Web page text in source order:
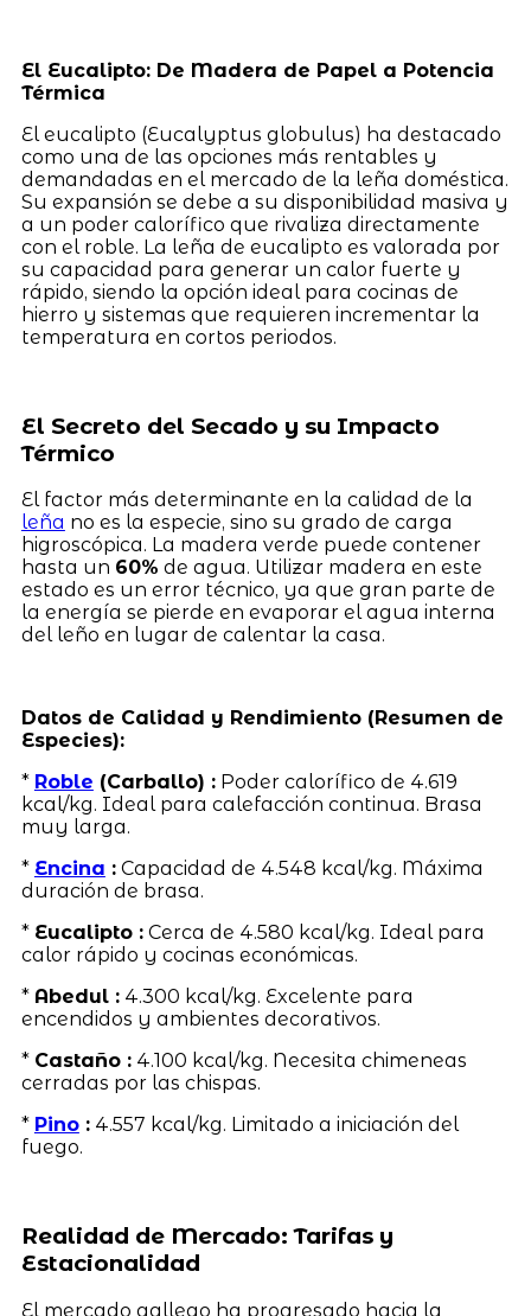
El Eucalipto: De Madera de Papel a Potencia
Térmica
El eucalipto (Eucalyptus globulus) ha destacado
como una de las opciones más rentables y
demandadas en el mercado de la leña doméstica.
Su expansión se debe a su disponibilidad masiva y
a un poder calorífico que rivaliza directamente
con el roble. La leña de eucalipto es valorada por
su capacidad para generar un calor fuerte y
rápido, siendo la opción ideal para cocinas de
hierro y sistemas que requieren incrementar la
temperatura en cortos periodos.
El Secreto del Secado y su Impacto
Térmico
El factor más determinante en la calidad de la
leña no es la especie, sino su grado de carga
higroscópica. La madera verde puede contener
hasta un 60% de agua. Utilizar madera en este
estado es un error técnico, ya que gran parte de
la energía se pierde en evaporar el agua interna
del leño en lugar de calentar la casa.
Datos de Calidad y Rendimiento (Resumen de
Especies):
* Roble (Carballo) :Poder calorífico de 4.619
kcal/kg. Ideal para calefacción continua. Brasa
muy larga.
* Encina :Capacidad de 4.548 kcal/kg. Máxima
duración de brasa.
* Eucalipto :Cerca de 4.580 kcal/kg. Ideal para
calor rápido y cocinas económicas.
* Abedul :4.300 kcal/kg. Excelente para
encendidos y ambientes decorativos.
* Castaño :4.100 kcal/kg. Necesita chimeneas
cerradas por las chispas.
* Pino:4.557 kcal/kg. Limitado a iniciación del
fuego.
Realidad de Mercado: Tarifas y
Estacionalidad
El mercado gallego ha progresado hacia la